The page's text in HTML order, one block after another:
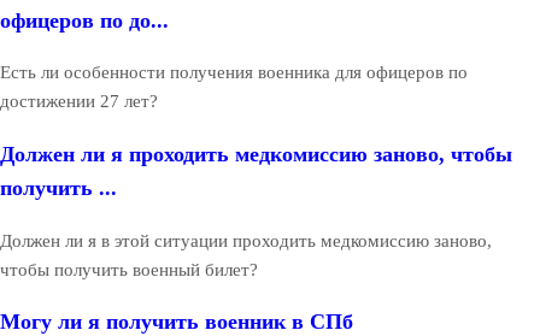
офицеров по до...
Есть ли особенности получения военника для офицеров по
достижении 27 лет?
Должен ли я проходить медкомиссию заново, чтобы
получить ...
Должен ли я в этой ситуации проходить медкомиссию заново,
чтобы получить военный билет?
Могу ли я получить военник в СПб